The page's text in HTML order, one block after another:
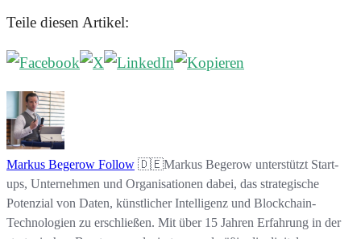
Teile diesen Artikel:
Markus Begerow Follow 🇩🇪Markus Begerow unterstützt Start-
ups, Unternehmen und Organisationen dabei, das strategische
Potenzial von Daten, künstlicher Intelligenz und Blockchain-
Technologien zu erschließen. Mit über 15 Jahren Erfahrung in der